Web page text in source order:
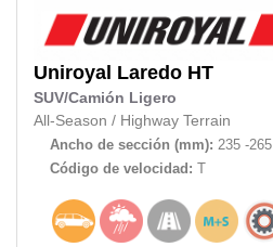
Uniroyal Laredo HT
SUV/Camión Ligero
All-Season / Highway Terrain
Ancho de sección (mm): 235 -265
Código de velocidad: T